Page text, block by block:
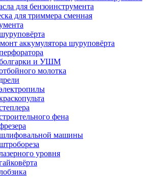
для бензоинструмента
для триммера сменная
аккумулятора шуруповёрта
и УШМ
молотка
фена
машины
уровня